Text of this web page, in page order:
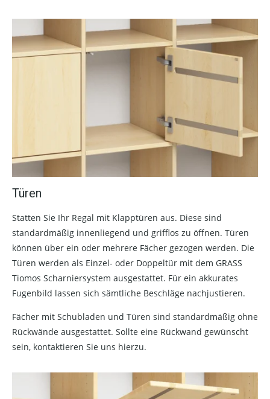
Türen
Statten Sie Ihr Regal mit Klapptüren aus. Diese sind
standardmäßig innenliegend und grifflos zu öffnen. Türen
können über ein oder mehrere Fächer gezogen werden. Die
Türen werden als Einzel- oder Doppeltür mit dem GRASS
Tiomos Scharniersystem ausgestattet. Für ein akkurates
Fugenbild lassen sich sämtliche Beschläge nachjustieren.
Fächer mit Schubladen und Türen sind standardmäßig ohne
Rückwände ausgestattet. Sollte eine Rückwand gewünscht
sein, kontaktieren Sie uns hierzu.